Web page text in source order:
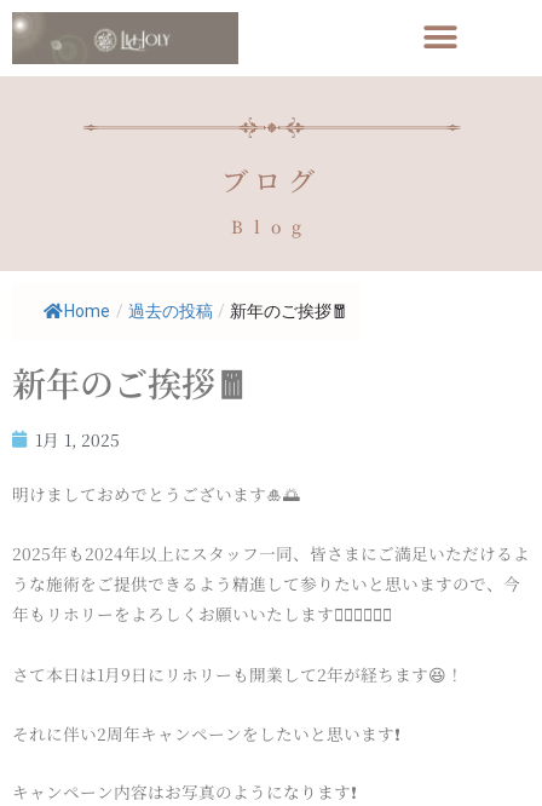
ブログ
Blog
Home / 過去の投稿 / 新年のご挨拶🧧
新年のご挨拶🧧
1月 1, 2025
明けましておめでとうございます🎍🌅
2025年も2024年以上にスタッフ一同、皆さまにご満足いただけるよ
うな施術をご提供できるよう精進して参りたいと思いますので、今
年もリホリーをよろしくお願いいたします🙇🏻‍♂️🙇‍♀️✨
さて本日は1月9日にリホリーも開業して2年が経ちます😆！
それに伴い2周年キャンペーンをしたいと思います❗️
キャンペーン内容はお写真のようになります❗️